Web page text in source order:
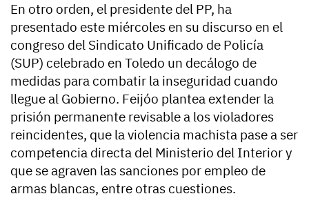
En otro orden, el presidente del PP, ha
presentado este miércoles en su discurso en el
congreso del Sindicato Unificado de Policía
(SUP) celebrado en Toledo un decálogo de
medidas para combatir la inseguridad cuando
llegue al Gobierno. Feijóo plantea extender la
prisión permanente revisable a los violadores
reincidentes, que la violencia machista pase a ser
competencia directa del Ministerio del Interior y
que se agraven las sanciones por empleo de
armas blancas, entre otras cuestiones.